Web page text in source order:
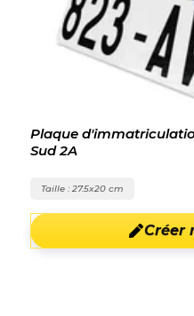
Plaque
Sud 2A
Taille : 27.5x20 cm
Créer